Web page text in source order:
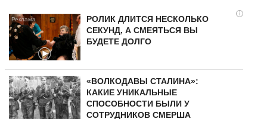
i
РОЛИК ДЛИТСЯ НЕСКОЛЬКО
СЕКУНД, А СМЕЯТЬСЯ ВЫ
БУДЕТЕ ДОЛГО
«ВОЛКОДАВЫ СТАЛИНА»:
КАКИЕ УНИКАЛЬНЫЕ
СПОСОБНОСТИ БЫЛИ У
СОТРУДНИКОВ СМЕРША